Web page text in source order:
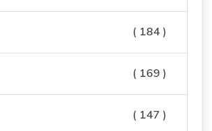
( 184 )
( 169 )
( 147 )